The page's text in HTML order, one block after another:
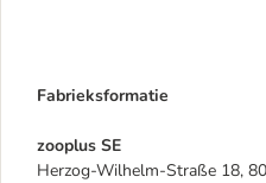
Fabrieksformatie
zooplus SE
Herzog-Wilhelm-Straße 18,